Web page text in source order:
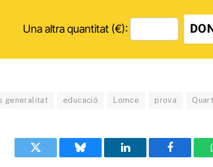
Una altra quantitat (€):
generalitat educació Lomce prova
Twitter Bluesky LinkedIn Facebook